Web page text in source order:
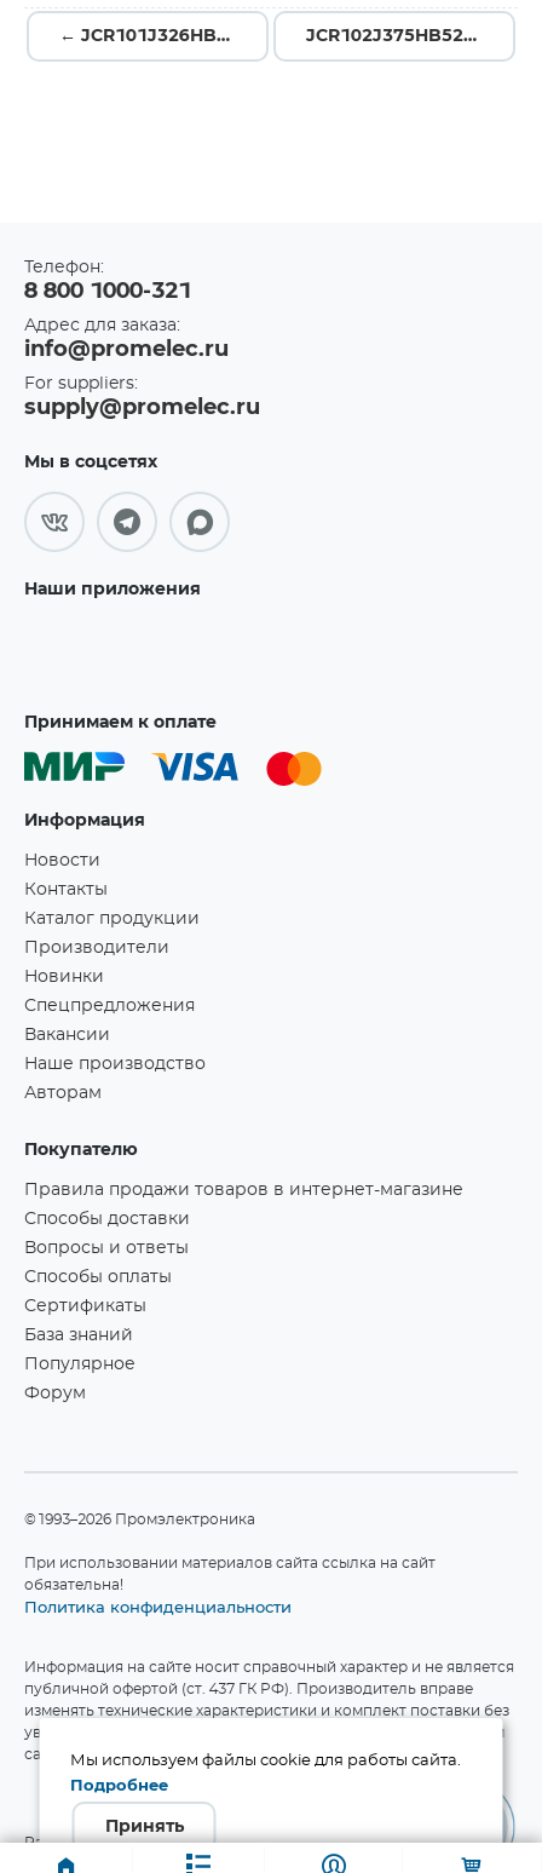
← JCR101J326HB52PU505 JCR102J375HB52PU505 →
Телефон:
8 800 1000-321
Адрес для заказа:
info@promelec.ru
For suppliers:
supply@promelec.ru
Мы в соцсетях
Наши приложения
Принимаем к оплате
Информация
Новости
Контакты
Каталог продукции
Производители
Новинки
Спецпредложения
Вакансии
Наше производство
Авторам
Покупателю
Правила продажи товаров в интернет-магазине
Способы доставки
Вопросы и ответы
Способы оплаты
Сертификаты
База знаний
Популярное
Форум
©1993–2026 Промэлектроника
При использовании материалов сайта ссылка на сайт
обязательна!
Политика конфиденциальности
Информация на сайте носит справочный характер и не является
публичной офертой (ст. 437 ГК РФ). Производитель вправе
изменять технические характеристики и комплект поставки без
уведомления. Актуальные данные приведены на официальном
сайте производителя.
Разработка сайта
Мы используем файлы cookie для работы сайта.
Подробнее
Принять